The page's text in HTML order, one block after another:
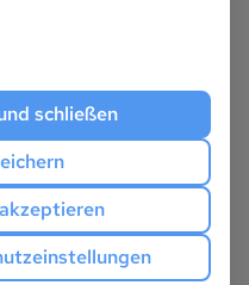
schließen